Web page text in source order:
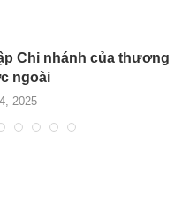
Chi nhánh của thương
ngoài
2025